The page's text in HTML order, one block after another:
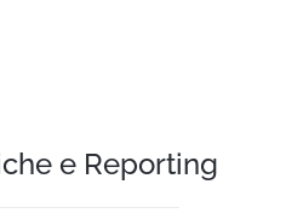
e Reporting